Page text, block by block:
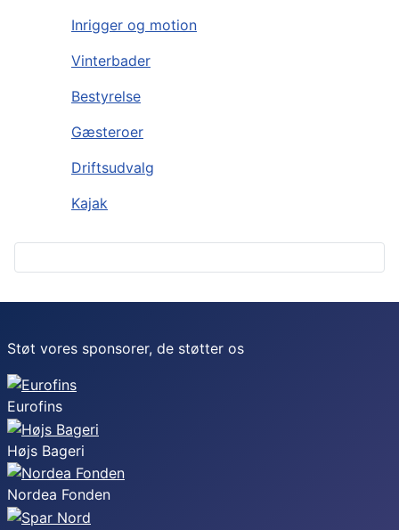
Inrigger og motion
Vinterbader
Bestyrelse
Gæsteroer
Driftsudvalg
Kajak
Støt vores sponsorer, de støtter os
Eurofins
Højs Bageri
Nordea Fonden